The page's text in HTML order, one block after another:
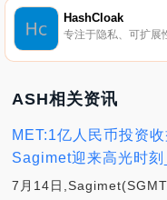
HashCloak
ASH相关资讯
MET:1亿人民币投资
Sagimet迎来高光时刻
7月14日